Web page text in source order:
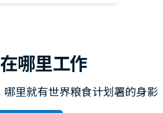
哪里工作
里就有世界粮食计划署的身影